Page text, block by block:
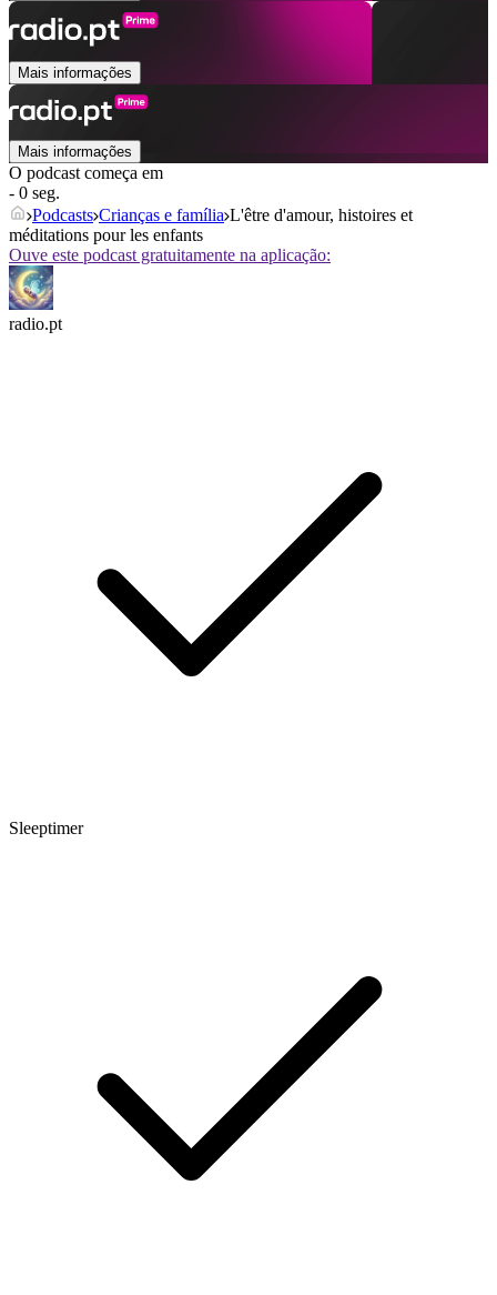
Mais informações
Mais informações
O podcast começa em
- 0 seg.
Podcasts Crianças e família L'être d'amour, histoires et
méditations pour les enfants
Ouve este podcast gratuitamente na aplicação:
radio.pt
Sleeptimer